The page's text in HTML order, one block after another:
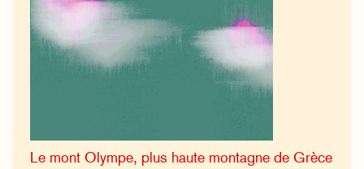
Le mont Olympe, plus haute montagne de Grèce